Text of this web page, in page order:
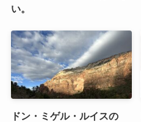
い。
ドン・ミゲル・ルイスの